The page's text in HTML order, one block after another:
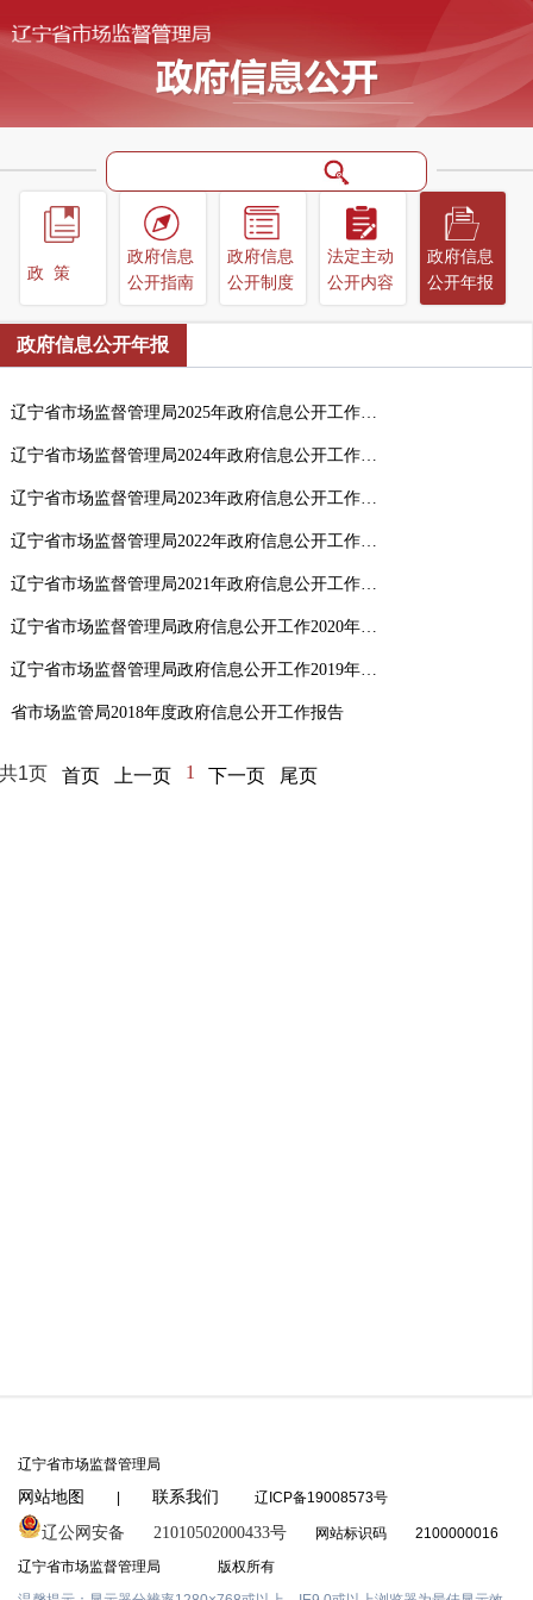
政策
政府信息
公开指南
政府信息
公开制度
法定主动
公开内容
政府信息
公开年报
政府信息公开年报
省市场监管局2018年度政府信息公开工作报告
共1页 首页 上一页 1 下一页 尾页
辽宁省市场监督管理局
网站地图 | 联系我们 辽ICP备19008573号
辽公网安备 21010502000433号 网站标识码
2100000016
辽宁省市场监督管理局
版权所有